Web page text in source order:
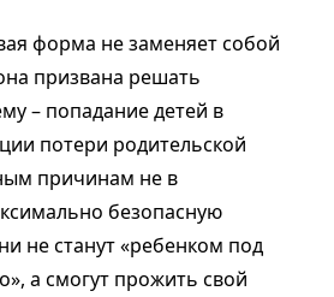
форма не заменяет собой
призвана решать
– попадание детей в
потери родительской
причинам не в
безопасную
не станут «ребенком под
а смогут прожить свой